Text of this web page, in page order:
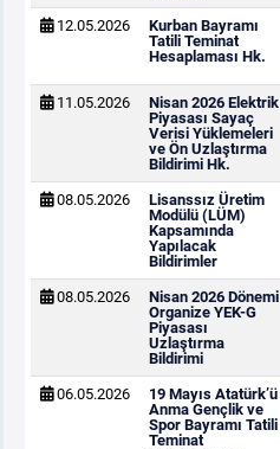
12.05.2026
Kurban Bayramı
Tatili Teminat
Hesaplaması Hk.
11.05.2026
Nisan 2026 Elektrik
Piyasası Sayaç
Verisi Yüklemeleri
ve Ön Uzlaştırma
Bildirimi Hk.
08.05.2026
Lisanssız Üretim
Modülü (LÜM)
Kapsamında
Yapılacak
Bildirimler
08.05.2026
Nisan 2026 Dönemi
Organize YEK-G
Piyasası
Uzlaştırma
Bildirimi
06.05.2026
19 Mayıs Atatürk’ü
Anma Gençlik ve
Spor Bayramı Tatili
Teminat